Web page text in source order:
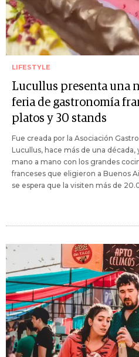
LIFESTYLE
Lucullus presenta una
feria de gastronomía
platos y 30 stands
Fue creada por la Asociación
Lucullus, hace más de una
mano a mano con los grandes
franceses que eligieron a Buenos
se espera que la visiten más de